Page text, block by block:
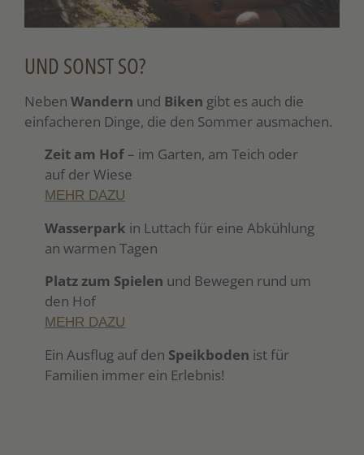
UND SONST SO?
Neben Wandern und Biken gibt es auch die
einfacheren Dinge, die den Sommer ausmachen.
Zeit am Hof – im Garten, am Teich oder
auf der Wiese
MEHR DAZU
Wasserpark in Luttach für eine Abkühlung
an warmen Tagen
Platz zum Spielen und Bewegen rund um
den Hof
MEHR DAZU
Ein Ausflug auf den Speikboden ist für
Familien immer ein Erlebnis!